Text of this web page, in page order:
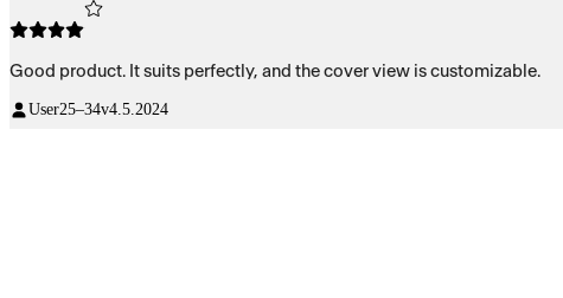
Good product. It suits perfectly, and the cover view is customizable.
User25–34v4.5.2024